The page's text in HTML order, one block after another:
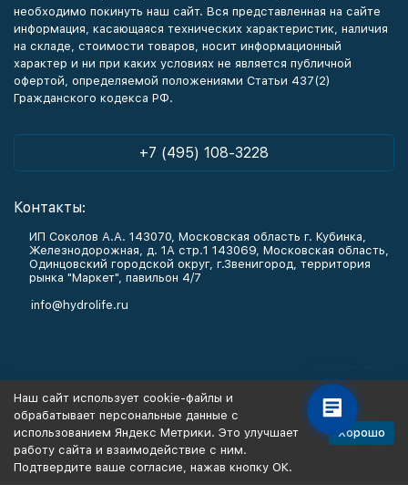
необходимо покинуть наш сайт. Вся представленная на сайте
информация, касающаяся технических характеристик, наличия
на складе, стоимости товаров, носит информационный
характер и ни при каких условиях не является публичной
офертой, определяемой положениями Статьи 437(2)
Гражданского кодекса РФ.
+7 (495) 108-3228
Контакты:
ИП Соколов А.А. 143070, Московская область г. Кубинка,
Железнодорожная, д. 1А стр.1 143069, Московская область,
Одинцовский городской округ, г.Звенигород, территория
рынка "Маркет", павильон 4/7
info@hydrolife.ru
Информация
Политика персональных данных
Наш сайт использует cookie-файлы и
обрабатывает персональные данные с
использованием Яндекс Метрики. Это улучшает
работу сайта и взаимодействие с ним.
Подтвердите ваше согласие, нажав кнопку ОК.
Хорошо